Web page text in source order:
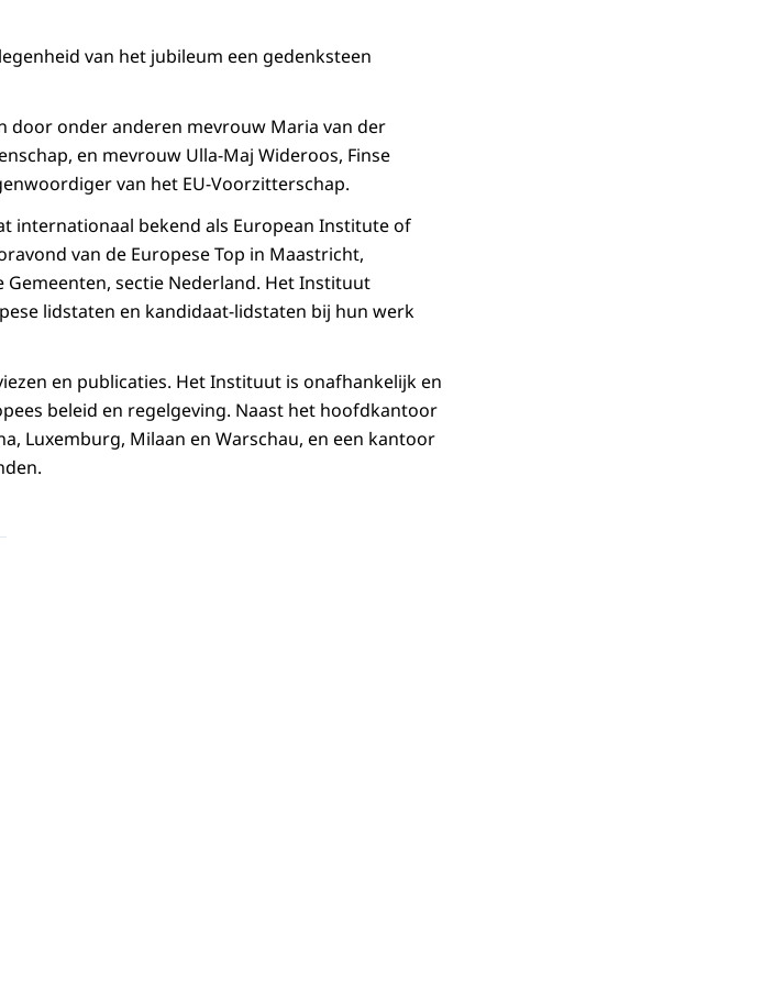
van het jubileum een gedenksteen
door onder anderen mevrouw Maria van der
en mevrouw Ulla-Maj Wideroos, Finse
van het EU-Voorzitterschap.
internationaal bekend als European Institute of
van de Europese Top in Maastricht,
sectie Nederland. Het Instituut
lidstaten en kandidaat-lidstaten bij hun werk
en publicaties. Het Instituut is onafhankelijk en
beleid en regelgeving. Naast het hoofdkantoor
Luxemburg, Milaan en Warschau, en een kantoor